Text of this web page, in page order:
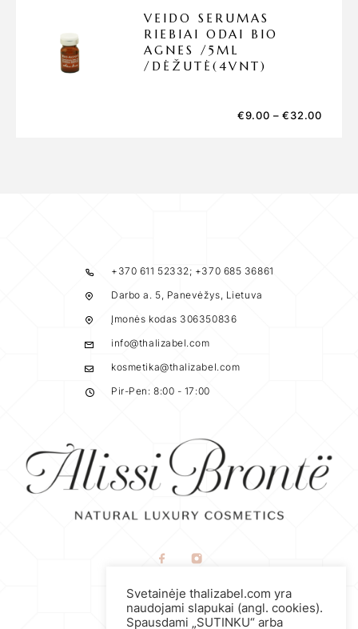
VEIDO SERUMAS
RIEBIAI ODAI BIO
AGNES /5ML
/DĖŽUTĖ(4VNT)
€9.00 –€32.00
+370 611 52332; +370 685 36861
Darbo a. 5, Panevėžys, Lietuva
Įmonės kodas 306350836
info@thalizabel.com
kosmetika@thalizabel.com
Pir-Pen: 8:00 - 17:00
Privatumo politika
Svetainėje thalizabel.com yra
naudojami slapukai (angl. cookies).
Spausdami „SUTINKU“ arba